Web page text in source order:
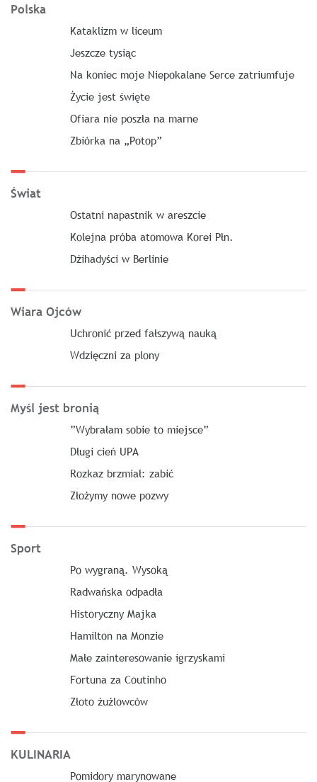
Polska
Kataklizm w liceum
Jeszcze tysiąc
Na koniec moje Niepokalane Serce zatriumfuje
Życie jest święte
Ofiara nie poszła na marne
Zbiórka na „Potop”
Świat
Ostatni napastnik w areszcie
Kolejna próba atomowa Korei Płn.
Dżihadyści w Berlinie
Wiara Ojców
Uchronić przed fałszywą nauką
Wdzięczni za plony
Myśl jest bronią
”Wybrałam sobie to miejsce”
Długi cień UPA
Rozkaz brzmiał: zabić
Złożymy nowe pozwy
Sport
Po wygraną. Wysoką
Radwańska odpadła
Historyczny Majka
Hamilton na Monzie
Małe zainteresowanie igrzyskami
Fortuna za Coutinho
Złoto żużlowców
KULINARIA
Pomidory marynowane